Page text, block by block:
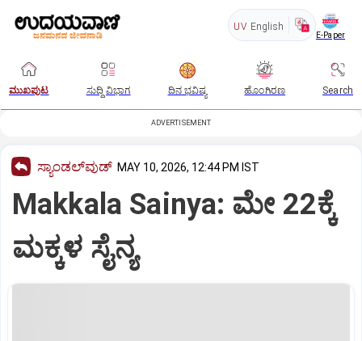
UV English
E-Paper
ಮುಖಪುಟ ಸುದ್ದಿ ವಿಭಾಗ ದಿನ ಭವಿಷ್ಯ ಹೊಂಗಿರಣ Search
ADVERTISEMENT
ಸ್ಯಾಂಡಲ್‌ವುಡ್‌ MAY 10, 2026, 12:44 PM IST
Makkala Sainya: ಮೇ 22ಕ್ಕೆ
ಮಕ್ಕಳ ಸೈನ್ಯ